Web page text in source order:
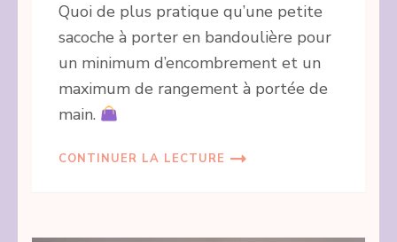
Quoi de plus pratique qu’une petite
sacoche à porter en bandoulière pour
un minimum d’encombrement et un
maximum de rangement à portée de
main.
CONTINUER LA LECTURE